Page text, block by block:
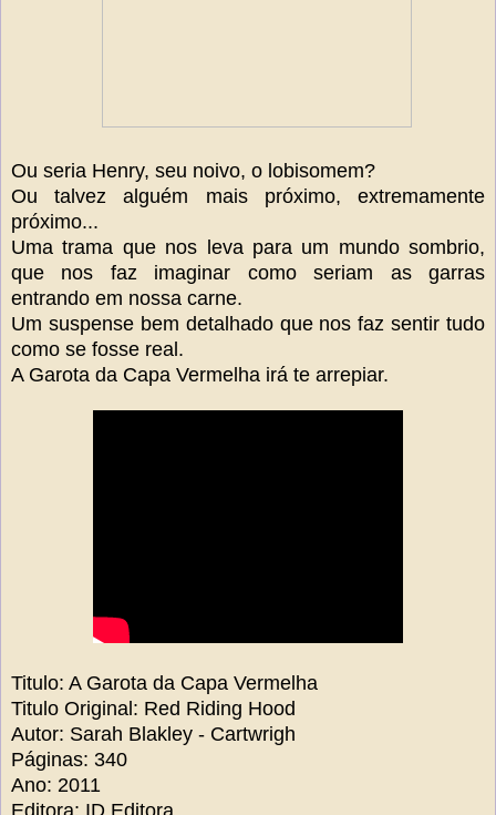
Ou seria Henry, seu noivo, o lobisomem?
Ou talvez alguém mais próximo, extremamente
próximo...
Uma trama que nos leva para um mundo sombrio,
que nos faz imaginar como seriam as garras
entrando em nossa carne.
Um suspense bem detalhado que nos faz sentir tudo
como se fosse real.
A Garota da Capa Vermelha irá te arrepiar.
Titulo: A Garota da Capa Vermelha
Titulo Original: Red Riding Hood
Autor: Sarah Blakley - Cartwrigh
Páginas: 340
Ano: 2011
Editora: ID Editora